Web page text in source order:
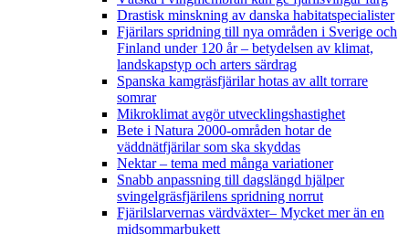
Drastisk minskning av danska habitatspecialister
Fjärilars spridning till nya områden i Sverige och
Finland under 120 år– betydelsen av klimat,
landskapstyp och arters särdrag
Spanska kamgräsfjärilar hotas av allt torrare
somrar
Mikroklimat avgör utvecklingshastighet
Bete i Natura 2000-områden hotar de
väddnätfjärilar som ska skyddas
Nektar – tema med många variationer
Snabb anpassning till dagslängd hjälper
svingelgräsfjärilens spridning norrut
Fjärilslarvernas värdväxter– Mycket mer än en
midsommarbukett